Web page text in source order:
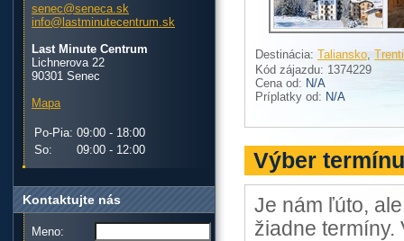
Destinácia: Taliansko,
Kód zájazdu: 1374229
Cena od: N/A
Príplatky od: N/A
Výber termínu
Je nám ľúto,
žiadne termíny.
senec@seneca.sk
info@lastminutecentrum.sk
Last Minute Centrum
Lichnerova 22
90301 Senec
Mapa
Po-Pia: 09:00 - 18:00
So:
09:00 - 12:00
Kontaktujte nás
Meno: